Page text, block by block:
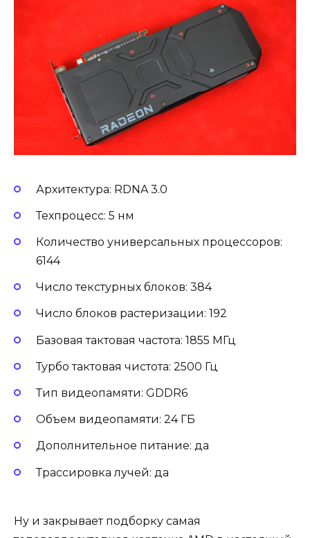
Архитектура: RDNA 3.0
Техпроцесс: 5 нм
Количество универсальных процессоров:
6144
Число текстурных блоков: 384
Число блоков растеризации: 192
Базовая тактовая частота: 1855 МГц
Турбо тактовая чистота: 2500 Гц
Тип видеопамяти: GDDR6
Объем видеопамяти: 24 ГБ
Дополнительное питание: да
Трассировка лучей: да
Ну и закрывает подборку самая